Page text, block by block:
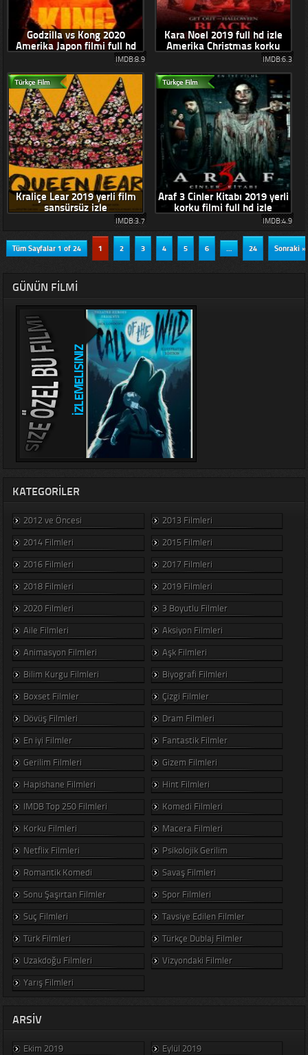
Godzilla vs Kong 2020
Amerika Japon filmi full hd
IMDB:8.9
Kara Noel 2019 full hd izle
Amerika Christmas korku
IMDB:6.3
Kraliçe Lear 2019 yerli film
sansürsüz izle
IMDB:3.7
Araf 3 Cinler Kitabı 2019 yerli
korku filmi full hd izle
IMDB:4.9
Tüm Sayfalar 1 of 24 1 2 3 4 5 6 … 24 Sonraki »
GÜNÜN FILMI
KATEGORILER
2012 ve Öncesi
2013 Filmleri
2014 Filmleri
2015 Filmleri
2016 Filmleri
2017 Filmleri
2018 Filmleri
2019 Filmleri
2020 Filmleri
3 Boyutlu Filmler
Aile Filmleri
Aksiyon Filmleri
Animasyon Filmleri
Aşk Filmleri
Bilim Kurgu Filmleri
Biyografi Filmleri
Boxset Filmler
Çizgi Filmler
Dövüş Filmleri
Dram Filmleri
En iyi Filmler
Fantastik Filmler
Gerilim Filmleri
Gizem Filmleri
Hapishane Filmleri
Hint Filmleri
IMDB Top 250 Filmleri
Komedi Filmleri
Korku Filmleri
Macera Filmleri
Netflix Filmleri
Psikolojik Gerilim
Romantik Komedi
Savaş Filmleri
Sonu Şaşırtan Filmler
Spor Filmleri
Suç Filmleri
Tavsiye Edilen Filmler
Türk Filmleri
Türkçe Dublaj Filmler
Uzakdoğu Filmleri
Vizyondaki Filmler
Yarış Filmleri
ARSIV
Ekim 2019
Eylül 2019